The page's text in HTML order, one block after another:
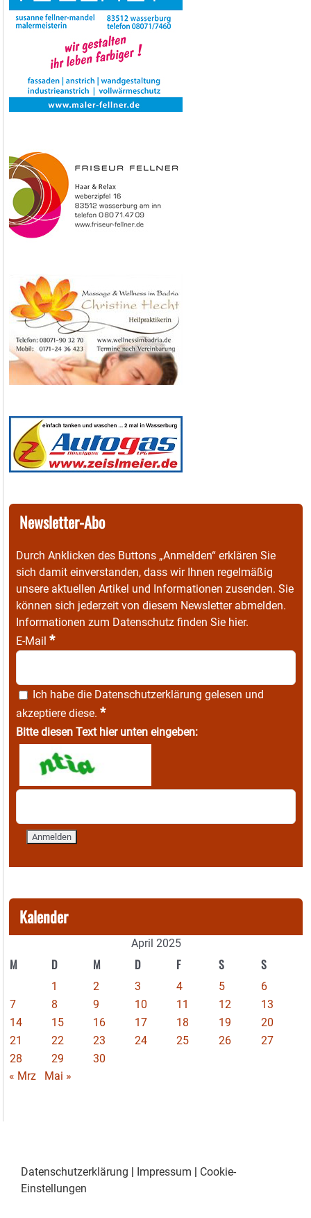
Newsletter-Abo
Durch Anklicken des Buttons „Anmelden“ erklären Sie
sich damit einverstanden, dass wir Ihnen regelmäßig
unsere aktuellen Artikel und Informationen zusenden. Sie
können sich jederzeit von diesem Newsletter abmelden.
Informationen zum Datenschutz finden Sie hier.
E-Mail *
Ich habe die Datenschutzerklärung gelesen und
akzeptiere diese. *
Bitte diesen Text hier unten eingeben:
Kalender
April 2025
M D M D F S S
1 2 3 4 5
6
7
8 9 10 11 12
13
14
15 16 17 18 19
20
21
22 23 24 25 26
27
28
29
30
« Mrz
Mai »
Datenschutzerklärung | Impressum | Cookie-
Einstellungen